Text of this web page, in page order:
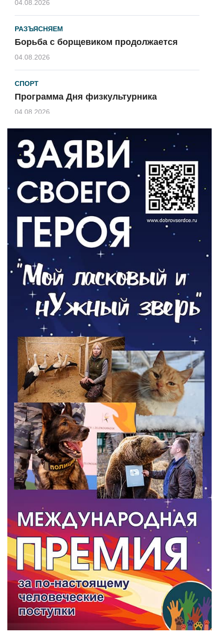
04.08.2026
РАЗЪЯСНЯЕМ
Борьба с борщевиком продолжается
04.08.2026
СПОРТ
Программа Дня физкультурника
04.08.2026
ЗЕМЛЯКИ
«Мы радовались, так как видели
результат своего труда»
О ЧЕМ ПИСАЛА ГАЗЕТА
По страницам архивных газет
03.08.2026